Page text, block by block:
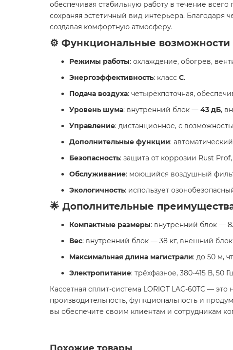
обеспечивая стабильную работу в течение всего
сохраняя эстетичный вид интерьера. Благодаря
создавая комфортную атмосферу.
⚙️ Функциональные возможности
Режимы работы: охлаждение, обогрев,
Энергоэффективность: класс С.
Подача воздуха: четырёхпоточная,
Уровень шума: внутренний блок — 43 дБ,
Управление: дистанционное, с
Дополнительные функции:
Безопасность: защита от коррозии Rust
Обслуживание: моющийся воздушный
Экологичность: использует
🌟 Дополнительные
Компактные размеры: внутренний блок —
Вес: внутренний блок — 38 кг, внешний блок
Максимальная длина магистрали: до 50 м,
Электропитание: трёхфазное, 380-415 В, 50
Кассетная сплит-система LORIOT LAC-60TC —
производительность, функциональность и
вы обеспечите своим клиентам и сотрудникам
Похожие товары